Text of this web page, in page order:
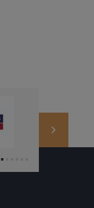
next